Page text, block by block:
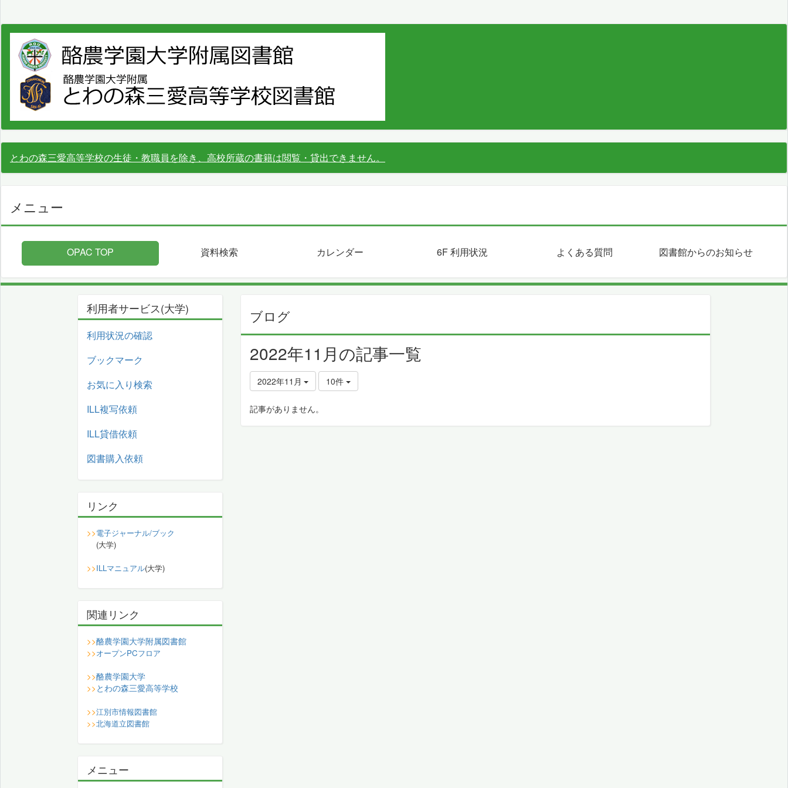
とわの森三愛高等学校の生徒・教職員を除き、高校所蔵の書籍は閲覧・貸出できません。
メニュー
OPAC TOP 資料検索 カレンダー 6F 利用状況 よくある質問 図書館からのお知らせ
ブログ
2022年11月の記事一覧
2022年11月 10件
記事がありません。
利用者サービス(大学)
利用状況の確認
ブックマーク
お気に入り検索
ILL複写依頼
ILL貸借依頼
図書購入依頼
リンク
>>電子ジャーナル/ブック
(大学)
>>ILLマニュアル(大学)
関連リンク
>>酪農学園大学附属図書館
>>オープンPCフロア
>>酪農学園大学
>> とわの森三愛高等学校
>>江別市情報図書館
>>北海道立図書館
メニュー